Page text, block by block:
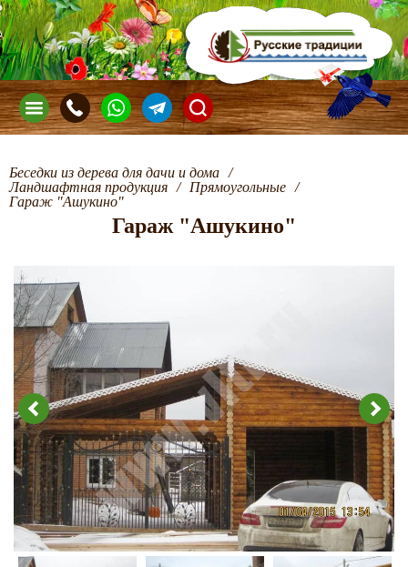
Беседки из дерева для дачи и дома /
Ландшафтная продукция / Прямоугольные /
Гараж "Ашукино"
Гараж "Ашукино"